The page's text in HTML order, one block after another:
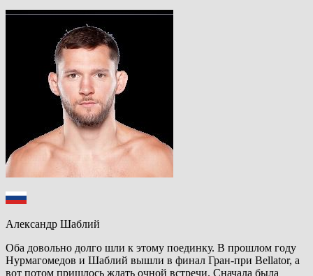
Александр Шаблий
Оба довольно долго шли к этому поединку. В прошлом году
Нурмагомедов и Шаблий вышли в финал Гран-при Bellator, а
вот потом пришлось ждать очной встречи. Сначала была